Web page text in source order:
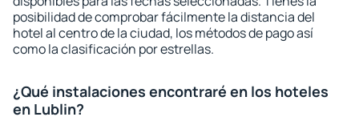
posibilidad de comprobar fácilmente la distancia del
hotel al centro de la ciudad, los métodos de pago así
como la clasificación por estrellas.
¿Qué instalaciones encontraré en los hoteles
en Lublin?